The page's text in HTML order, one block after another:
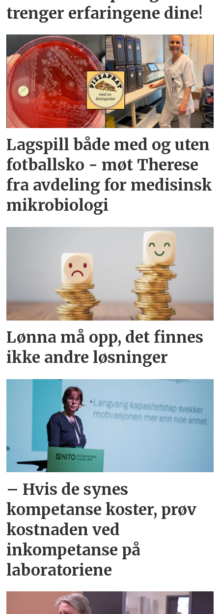
trenger erfaringene dine!
Lagspill både med og uten
fotballsko - møt Therese
fra avdeling for medisinsk
mikrobiologi
Lønna må opp, det finnes
ikke andre løsninger
– Hvis de synes
kompetanse koster, prøv
kostnaden ved
inkompetanse på
laboratoriene